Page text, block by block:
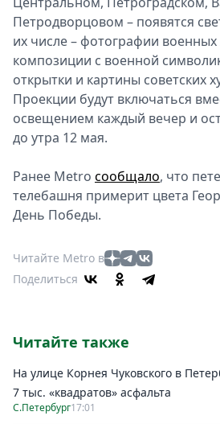
Петродворцовом – появятся
их числе – фотографии военных
композиции с военной
открытки и картины советских
Проекции будут включаться
освещением каждый вечер и
до утра 12 мая.
Ранее Metro сообщало, что
телебашня примерит цвета
День Победы.
Читайте Metro в
Поделиться
Читайте также
На улице Корнея Чуковского в
7 тыс. «квадратов» асфальта
С.Петербург17:01